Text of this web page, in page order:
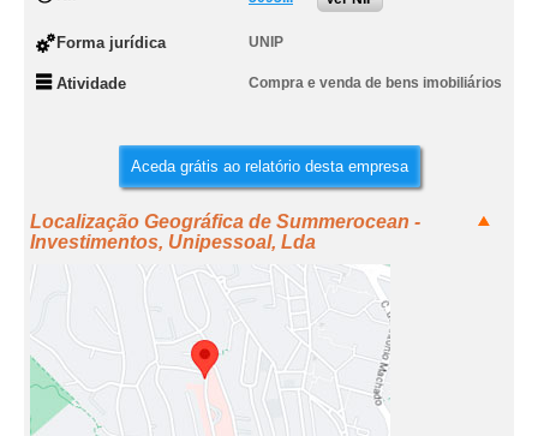
Forma jurídica UNIP
Atividade Compra e venda de bens imobiliários
Aceda grátis ao relatório desta empresa
Localização Geográfica de Summerocean -
Investimentos, Unipessoal, Lda